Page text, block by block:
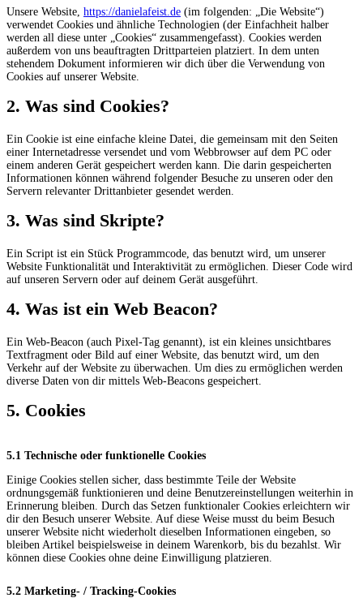
Unsere Website, https://danielafeist.de (im folgenden: „Die Website“)
verwendet Cookies und ähnliche Technologien (der Einfachheit halber
werden all diese unter „Cookies“ zusammengefasst). Cookies werden
außerdem von uns beauftragten Drittparteien platziert. In dem unten
stehendem Dokument informieren wir dich über die Verwendung von
Cookies auf unserer Website.
2. Was sind Cookies?
Ein Cookie ist eine einfache kleine Datei, die gemeinsam mit den Seiten
einer Internetadresse versendet und vom Webbrowser auf dem PC oder
einem anderen Gerät gespeichert werden kann. Die darin gespeicherten
Informationen können während folgender Besuche zu unseren oder den
Servern relevanter Drittanbieter gesendet werden.
3. Was sind Skripte?
Ein Script ist ein Stück Programmcode, das benutzt wird, um unserer
Website Funktionalität und Interaktivität zu ermöglichen. Dieser Code wird
auf unseren Servern oder auf deinem Gerät ausgeführt.
4. Was ist ein Web Beacon?
Ein Web-Beacon (auch Pixel-Tag genannt), ist ein kleines unsichtbares
Textfragment oder Bild auf einer Website, das benutzt wird, um den
Verkehr auf der Website zu überwachen. Um dies zu ermöglichen werden
diverse Daten von dir mittels Web-Beacons gespeichert.
5. Cookies
5.1 Technische oder funktionelle Cookies
Einige Cookies stellen sicher, dass bestimmte Teile der Website
ordnungsgemäß funktionieren und deine Benutzereinstellungen weiterhin in
Erinnerung bleiben. Durch das Setzen funktionaler Cookies erleichtern wir
dir den Besuch unserer Website. Auf diese Weise musst du beim Besuch
unserer Website nicht wiederholt dieselben Informationen eingeben, so
bleiben Artikel beispielsweise in deinem Warenkorb, bis du bezahlst. Wir
können diese Cookies ohne deine Einwilligung platzieren.
5.2 Marketing- / Tracking-Cookies